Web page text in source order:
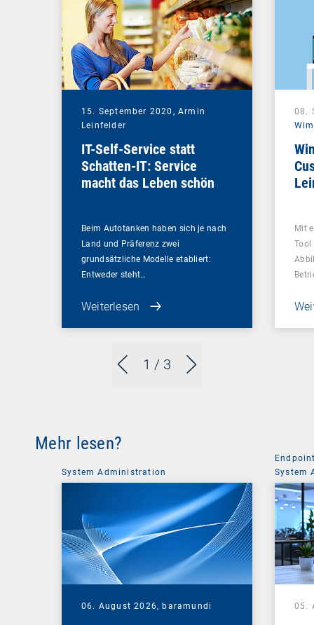
1 / 3
15. September 2020, Armin
Leinfelder
IT-Self-Service statt
Schatten-IT: Service
macht das Leben schön
Beim Autotanken haben sich je nach
Land und Präferenz zwei
grundsätzliche Modelle etabliert:
Entweder steht…
Weiterlesen
08.
Mit
Tool
Mehr lesen?
System Administration
06. August 2026, baramundi
System
05.